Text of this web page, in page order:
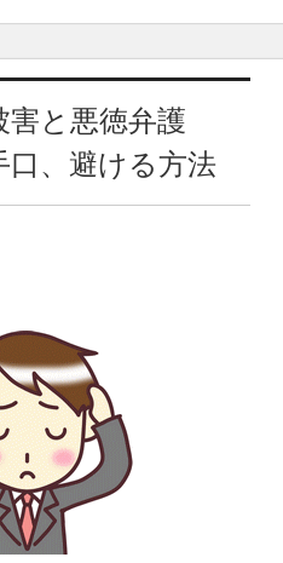
害と悪徳弁護
口、避ける方法